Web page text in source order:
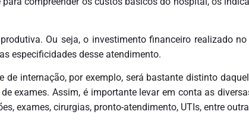
Ou seja, o investimento financeiro realizado
especificidades desse atendimento.
de internação, por exemplo, será bastante distinto
exames. Assim, é importante levar em conta as
exames, cirurgias, pronto-atendimento, UTIs, entre